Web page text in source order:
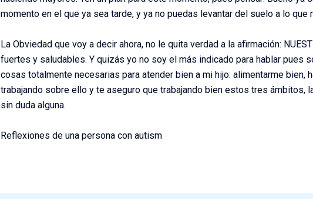
momento en el que ya sea tarde, y ya no puedas levantar del suelo a lo que
La Obviedad que voy a decir ahora, no le quita verdad a la afirmación:
fuertes y saludables. Y quizás yo no soy el más indicado para hablar pues
cosas totalmente necesarias para atender bien a mi hijo: alimentarme bien,
trabajando sobre ello y te aseguro que trabajando bien estos tres ámbitos,
sin duda alguna.
Reflexiones de una persona con autism